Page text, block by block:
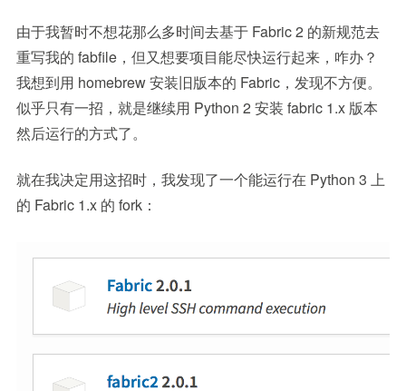
由于我暂时不想花那么多时间去基于 Fabric 2 的新规范去
重写我的 fabfile，但又想要项目能尽快运行起来，咋办？
我想到用 homebrew 安装旧版本的 Fabric，发现不方便。
似乎只有一招，就是继续用 Python 2 安装 fabric 1.x 版本
然后运行的方式了。
就在我决定用这招时，我发现了一个能运行在 Python 3 上
的 Fabric 1.x 的 fork：